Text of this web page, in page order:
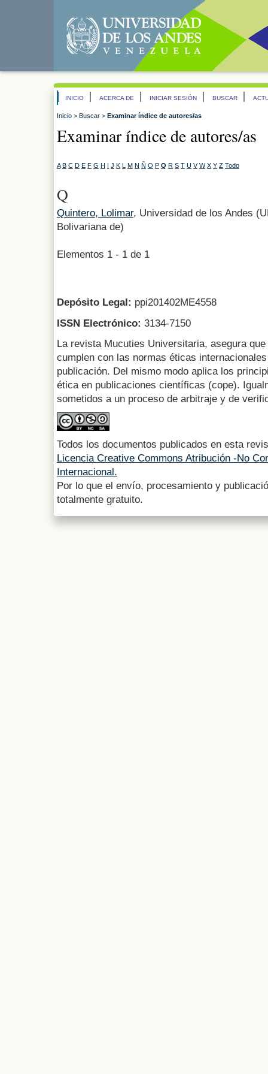
INICIO ACERCA DE INICIAR SESIÓN BUSCAR
Inicio > Buscar > Examinar índice de autores/as
Examinar índice de autores/as
A B C D E F G H I J K L M N Ñ O P Q R S T U V W X Y Z Todo
Q
Quintero, Lolimar, Universidad de los Andes
Bolivariana de)
Elementos 1 - 1 de 1
Depósito Legal: ppi201402ME4558
ISSN Electrónico: 3134-7150
La revista Mucuties Universitaria, asegura
cumplen con las normas éticas
publicación. Del mismo modo aplica los
ética en publicaciones científicas (cope).
sometidos a un proceso de arbitraje y de
Todos los documentos publicados en esta
Licencia Creative Commons Atribución -No
Internacional.
Por lo que el envío, procesamiento y
totalmente gratuito.